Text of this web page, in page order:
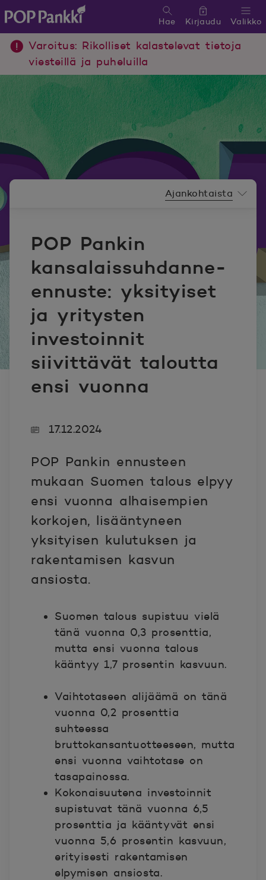
POP Pankki, etusivulle
Valikko
Hae Kirjaudu
Varoitus: Rikolliset kalastelevat tietoja
viesteillä ja puheluilla
POP Pankin
kansalaissuhdanne-
ennuste: yksityiset
ja yritysten
investoinnit
siivittävät taloutta
ensi vuonna
Ajankohtaista
17.12.2024
POP Pankin ennusteen
mukaan Suomen talous elpyy
ensi vuonna alhaisempien
korkojen, lisääntyneen
yksityisen kulutuksen ja
rakentamisen kasvun
ansiosta.
Suomen talous supistuu vielä
tänä vuonna 0,3 prosenttia,
mutta ensi vuonna talous
kääntyy 1,7 prosentin kasvuun.
Vaihtotaseen alijäämä on tänä
vuonna 0,2 prosenttia
suhteessa
bruttokansantuotteeseen, mutta
ensi vuonna vaihtotase on
tasapainossa.
Kokonaisuutena investoinnit
supistuvat tänä vuonna 6,5
prosenttia ja kääntyvät ensi
vuonna 5,6 prosentin kasvuun,
erityisesti rakentamisen
elpymisen ansiosta.